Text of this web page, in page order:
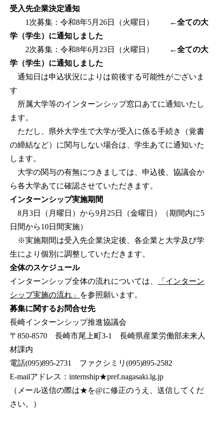
受入先企業決定通知
1次募集：令和8年5月26日（火曜日）
←全ての大
学（学生）に通知しました
2次募集：令和8年6月23日（火曜日）
←全ての大
学（学生）に通知しました
通知日は申込状況によりは前後する可能性がございま
す
所属大学等のインターンシップ窓口あてに通知いたし
ます。
ただし、県外大学生で大学が受入に係る手続き（覚書
の締結など）に関与しない場合は、学生あてに通知いた
します。
大学の関与の有無につきましては、申込後、協議会か
ら各大学あてに確認させていただきます。
インターンシップ実施期間
8月3日（月曜日）から9月25日（金曜日）（期間内に5
日間から10日間実施）
※実施期間は受入先企業決定後、各企業と大学及び学
生により個別に調整していただきます。
全体のスケジュール
インターンシップ全体の流れについては、
「インターン
シップ実施の流れ」
を参照願います。
募集に関するお問合せ先
長崎インターンシップ推進協議会
〒850-8570 長崎市尾上町3-1 長崎県産業労働部未来人
材課内
電話(095)895-2731 ファクシミリ(095)895-2582
E-mailアドレス：internship★pref.nagasaki.lg.jp
（メール送信の際は★を@に修正のうえ、送信してくだ
さい。）